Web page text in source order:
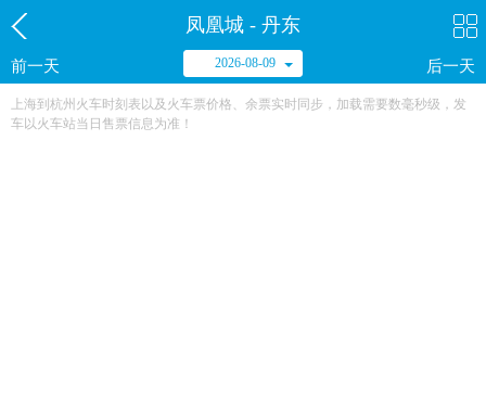
凤凰城 - 丹东
前一天 2026-08-09 后一天
上海到杭州火车时刻表以及火车票价格、余票实时同步，加载需要数毫秒级，发
车以火车站当日售票信息为准！